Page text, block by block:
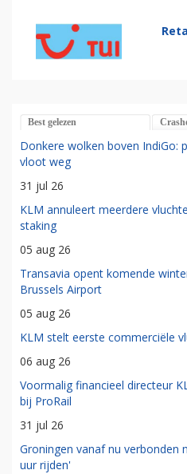
Best gelezen
Donkere wolken boven IndiGo:
vloot weg
31 jul 26
KLM annuleert meerdere
staking
05 aug 26
Transavia opent komende
Brussels Airport
05 aug 26
KLM stelt eerste commerciële
06 aug 26
Voormalig financieel directeur
bij ProRail
31 jul 26
Groningen vanaf nu verbonden
uur rijden'